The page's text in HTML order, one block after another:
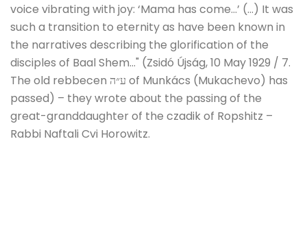
voice vibrating with joy: ‘Mama has come…’ (…) It was
such a transition to eternity as have been known in
the narratives describing the glorification of the
disciples of Baal Shem…" (Zsidó Újság, 10 May 1929 / 7.
The old rebbecen ע״ה of Munkács (Mukachevo) has
passed) – they wrote about the passing of the
great-granddaughter of the czadik of Ropshitz –
Rabbi Naftali Cvi Horowitz.